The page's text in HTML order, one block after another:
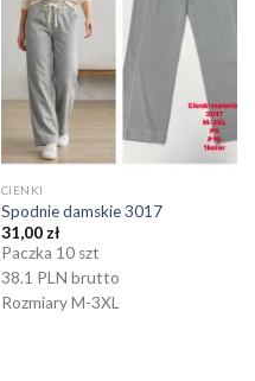
CIENKI
Spodnie damskie 3017
31,00 zł
Paczka 10 szt
38.1 PLN brutto
Rozmiary M-3XL